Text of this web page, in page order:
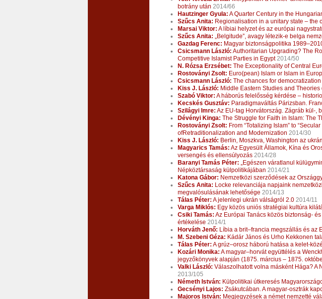
botrány után 2014/66
Hautzinger Gyula: A Quarter Century in the
Szűcs Anita: Regionalisation in a unitary state – the
Marsai Viktor: A líbiai helyzet és az európai
Szűcs Anita: „Belgitude”, avagy létezik-e belga
Gazdag Ferenc: Magyar biztonságpolitika
Csicsmann László: Authoritarian Upgrading? The
Competitive Islamist Parties in Egypt2014/50
N. Rózsa Erzsébet: The Exceptionality of Central
Rostoványi Zsolt: Euro(pean) Islam or Islam in
Csicsmann László: The chances for
Kiss J. László: Middle Eastern Studies and
Szabó Viktor: A háborús felelősség kérdése –
Kecskés Gusztáv: Paradigmaváltás Párizsban.
Szilágyi Imre: Az EU-tag Horvátország. Zágráb kül-,
Dévényi Kinga: The Struggle for Faith in Islam: The
Rostoványi Zsolt: From “Totalizing Islam” to
ofRetraditionalization and Modernization 2014/30
Kiss J. László: Berlin, Moszkva, Washington az
Magyarics Tamás: Az Egyesült Államok, Kína és
versengés és ellensúlyozás 2014/28
Baranyi Tamás Péter: „Egészen váratlanul
Népköztársaság külpolitikájában 2014/21
Katona Gábor: Nemzetközi szerződések az
Szűcs Anita: Locke relevanciája napjaink
megvalósulásának lehetősége 2014/13
Tálas Péter: A jelenlegi ukrán válságról 2.0 2014/11
Varga Miklós: Egy közös uniós stratégiai kultúra
Csiki Tamás: Az Európai Tanács közös biztonság-
értékelése 2014/1
Horváth Jenő: Líbia a brit–francia megszállás és az
M. Szebeni Géza: Kádár János és Urho Kekkonen
Tálas Péter: A grúz–orosz háború hatása a kelet-
Kozári Monika: A magyar–horvát együttélés a
jegyzőkönyvek alapján (1875. március – 1875.
Valki László: Válaszolhatott volna másként Hága? A
2013/105
Németh István: Külpolitikai útkeresés
Gecsényi Lajos: Zsákutcában. A magyar-osztrák
Majoros István: Megjegyzések a német nemzetté